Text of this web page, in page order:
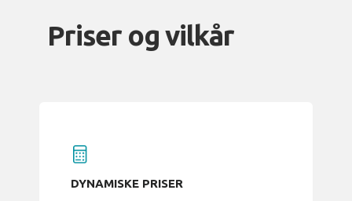
Priser og vilkår
DYNAMISKE PRISER